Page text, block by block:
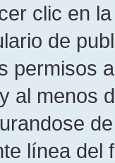
clic en
de
permisos
al menos
línea del